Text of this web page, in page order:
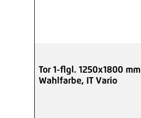
Tor 1-flgl. 1250x1800 mm
Wahlfarbe, IT Vario